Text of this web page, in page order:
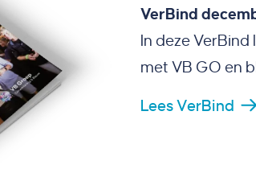
VerBind
In deze
met VB GO en
Lees VerBind